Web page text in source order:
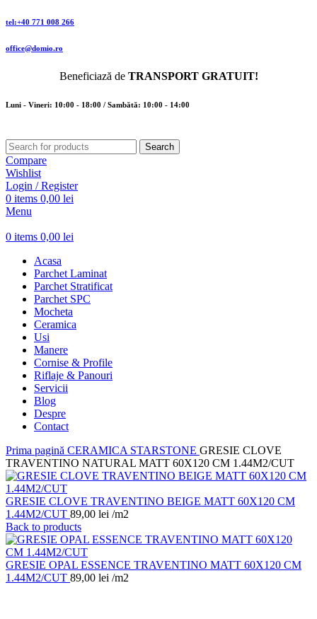
tel:+40 771 008 266
office@domio.ro
Beneficiază de TRANSPORT GRATUIT!
Luni - Vineri: 10:00 - 18:00 / Sambătă: 10:00 - 14:00
Search
Compare
Wishlist
Login / Register
0 items 0,00 lei
Menu
0 items 0,00 lei
Acasa
Parchet Laminat
Parchet Stratificat
Parchet SPC
Mocheta
Ceramica
Usi
Manere
Cornise & Profile
Riflaje & Panouri
Servicii
Blog
Despre
Contact
Prima pagină CERAMICA STARSTONE GRESIE CLOVE
TRAVENTINO NATURAL MATT 60X120 CM 1.44M2/CUT
GRESIE CLOVE TRAVENTINO BEIGE MATT 60X120 CM
1.44M2/CUT 89,00 lei /m2
Back to products
GRESIE OPAL ESSENCE TRAVENTINO MATT 60X120 CM
1.44M2/CUT 89,00 lei /m2